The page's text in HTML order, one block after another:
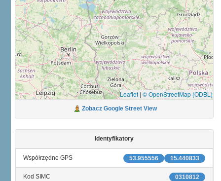
Leaflet | © OpenStreetMap (ODBL)
Zobacz Google Street View
Identyfikatory
15.440833
53.955556
Współrzędne GPS
0310812
Kod SIMC